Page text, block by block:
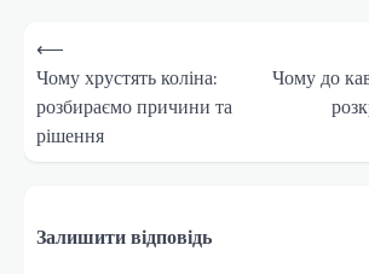
Навігація
записів
⟵
Чому хрустять коліна:
розбираємо причини та
рішення
Чому до
Залишити відповідь